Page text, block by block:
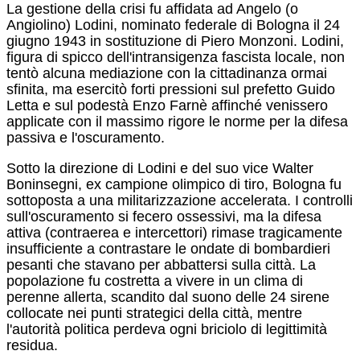
La gestione della crisi fu affidata ad Angelo (o
Angiolino) Lodini, nominato federale di Bologna il 24
giugno 1943 in sostituzione di Piero Monzoni. Lodini,
figura di spicco dell'intransigenza fascista locale, non
tentò alcuna mediazione con la cittadinanza ormai
sfinita, ma esercitò forti pressioni sul prefetto Guido
Letta e sul podestà Enzo Farnè affinché venissero
applicate con il massimo rigore le norme per la difesa
passiva e l'oscuramento.
Sotto la direzione di Lodini e del suo vice Walter
Boninsegni, ex campione olimpico di tiro, Bologna fu
sottoposta a una militarizzazione accelerata. I controlli
sull'oscuramento si fecero ossessivi, ma la difesa
attiva (contraerea e intercettori) rimase tragicamente
insufficiente a contrastare le ondate di bombardieri
pesanti che stavano per abbattersi sulla città. La
popolazione fu costretta a vivere in un clima di
perenne allerta, scandito dal suono delle 24 sirene
collocate nei punti strategici della città, mentre
l'autorità politica perdeva ogni briciolo di legittimità
residua.